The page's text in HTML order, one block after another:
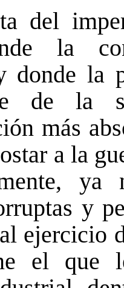
del
la
donde la
de la
más
a la
y
ejercicio
el que